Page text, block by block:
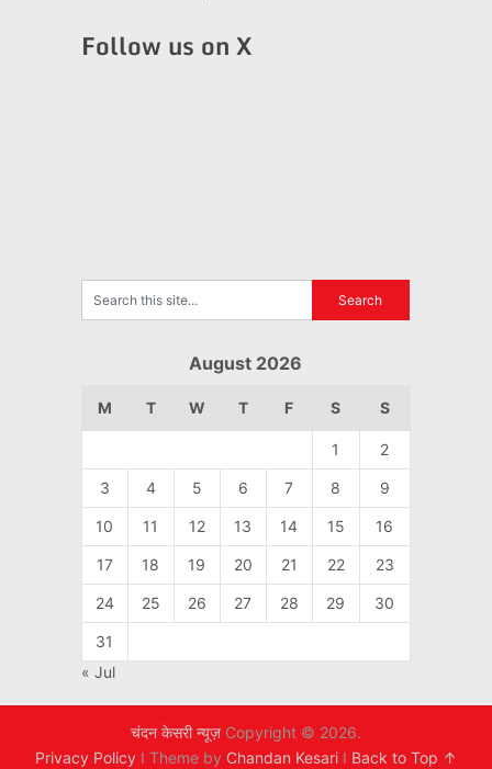
Follow us on X
August 2026
M T W T F S S
1 2
3 4 5 6 7 8 9
10 11 12 13 14 15 16
17 18 19 20 21 22 23
24 25 26 27 28 29 30
31
« Jul
चंदन केसरी न्यूज़Copyright © 2026.
Privacy Policy I Theme by Chandan KesariI Back to Top ↑